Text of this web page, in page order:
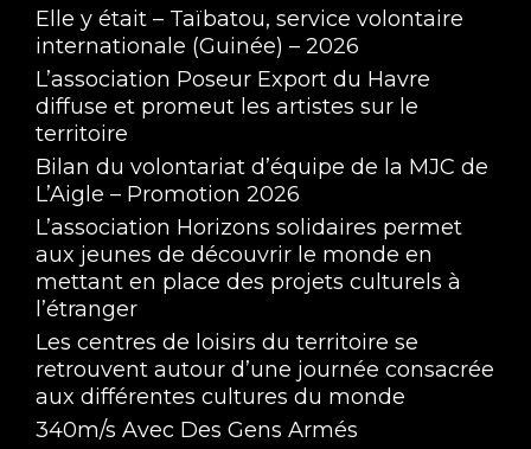
Elle y était – Taïbatou, service volontaire
internationale (Guinée) – 2026
L’association Poseur Export du Havre
diffuse et promeut les artistes sur le
territoire
Bilan du volontariat d’équipe de la MJC de
L’Aigle – Promotion 2026
L’association Horizons solidaires permet
aux jeunes de découvrir le monde en
mettant en place des projets culturels à
l’étranger
Les centres de loisirs du territoire se
retrouvent autour d’une journée consacrée
aux différentes cultures du monde
340m/s Avec Des Gens Armés